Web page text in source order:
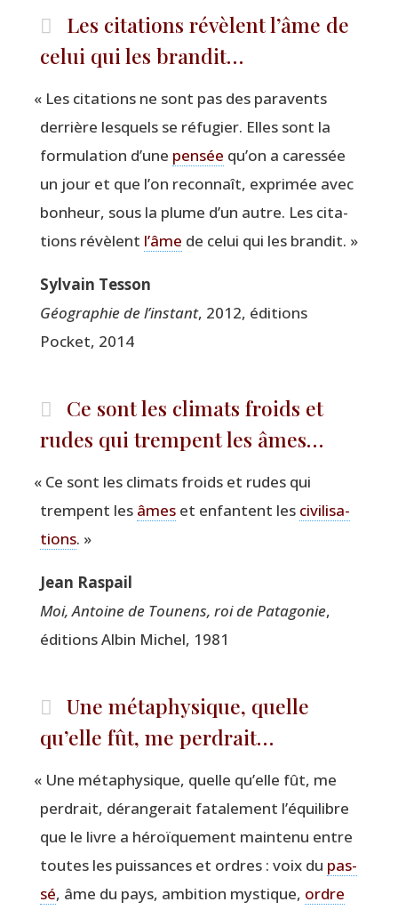
Les citations révèlent l’âme de
celui qui les brandit…
« Les cita­tions ne sont pas des para­vents
der­rière les­quels se réfu­gier. Elles sont la
for­mu­la­tion d’une pen­sée qu’on a cares­sée
un jour et que l’on recon­naît, expri­mée avec
bon­heur, sous la plume d’un autre. Les cita­
tions révèlent l’âme de celui qui les brandit. »
Syl­vain Tesson
Géo­gra­phie de l’instant, 2012, édi­tions
Pocket, 2014
Ce sont les climats froids et
rudes qui trempent les âmes…
« Ce sont les cli­mats froids et rudes qui
trempent les âmeset enfantent les civi­li­sa­
tions. »
Jean Ras­pail
Moi, Antoine de Tou­nens, roi de Pata­go­nie,
édi­tions Albin Michel, 1981
Une métaphysique, quelle
qu’elle fût, me perdrait…
« Une méta­phy­sique, quelle qu’elle fût, me
per­drait, déran­ge­rait fata­le­ment l’é­qui­libre
que le livre a héroï­que­ment main­te­nu entre
toutes les puis­sances et ordres : voix du pas­
sé, âme du pays, ambi­tion mys­tique, ordre